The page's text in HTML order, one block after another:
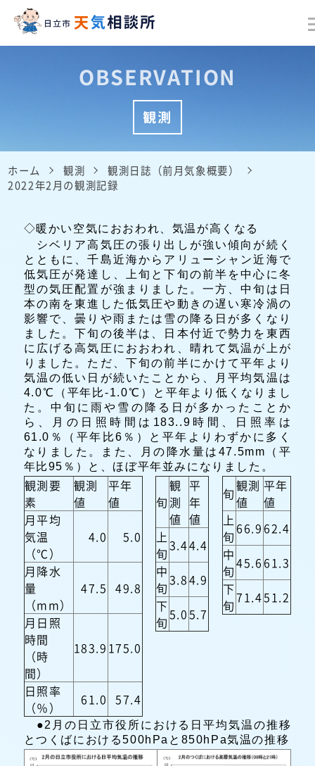
OBSERVATION
観測
ホーム 観測
観測日誌（前月気象概要）
2022年2月の観測記録
◇暖かい空気におおわれ、気温が高くなる
シベリア高気圧の張り出しが強い傾向が続く
とともに、千島近海からアリューシャン近海で
低気圧が発達し、上旬と下旬の前半を中心に冬
型の気圧配置が強まりました。一方、中旬は日
本の南を東進した低気圧や動きの遅い寒冷渦の
影響で、曇りや雨または雪の降る日が多くなり
ました。下旬の後半は、日本付近で勢力を東西
に広げる高気圧におおわれ、晴れて気温が上が
りました。ただ、下旬の前半にかけて平年より
気温の低い日が続いたことから、月平均気温は
4.0℃（平年比-1.0℃）と平年より低くなりまし
た。中旬に雨や雪の降る日が多かったことか
ら、月の日照時間は183..9時間、日照率は
61.0％（平年比6％）と平年よりわずかに多く
なりました。また、月の降水量は47.5mm（平
年比95％）と、ほぼ平年並みになりました。
観測要
素
観測
値
平年
値
月平均
気温
（℃）
4.0 5.0
月降水
量
（mm）
47.5 49.8
月日照
時間
（時
間）
183.9 175.0
日照率
（％）
61.0 57.4
旬
観
測
値
平
年
値
上
旬3.44.4
中
旬3.84.9
下
旬5.05.7
旬観測
値
平年
値
上
旬 66.9 62.4
中
旬45.6 61.3
下
旬71.451.2
●2月の日立市役所における日平均気温の推移
とつくばにおける500hPaと850hPa気温の推移